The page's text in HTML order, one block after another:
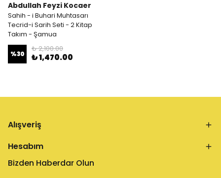
Abdullah Feyzi Kocaer
Sahih - i Buhari Muhtasarı
Tecrid-i Sarih Seti - 2 Kitap
Takım - Şamua
%30
₺ 2,100.00
₺ 1,470.00
Alışveriş
Hesabım
Bizden Haberdar Olun